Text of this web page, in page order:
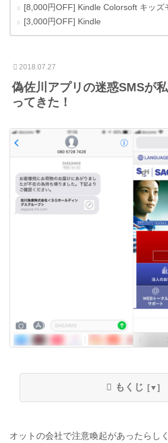
[8,000円OFF] Kindle Colorsoft キッズ
[3,000円OFF] Kindle
偽佐川アプリの迷惑SMSが
ってきた！
2018.07.27
もくじ
オットの会社で注意喚起があったらし